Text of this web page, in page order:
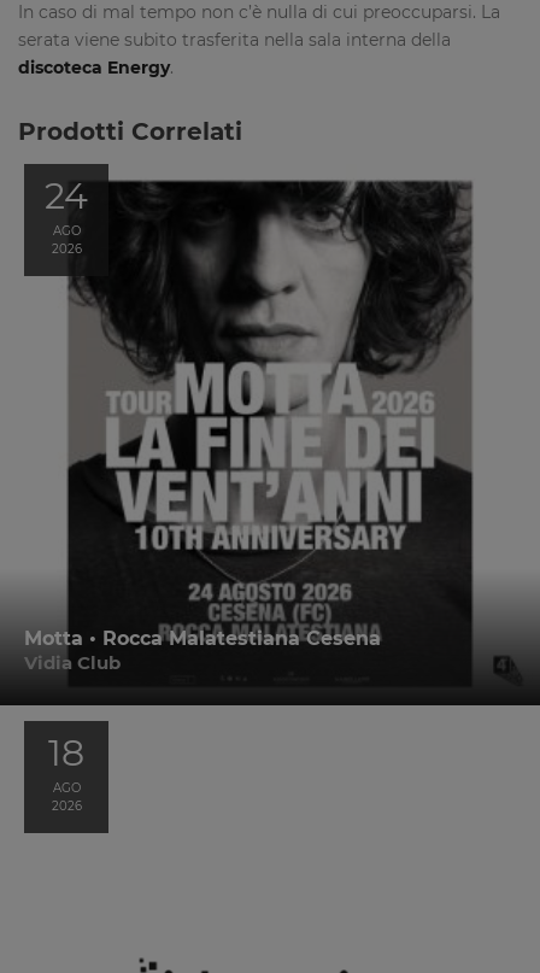
In caso di mal tempo non c’è nulla di cui preoccuparsi. La
serata viene subito trasferita nella sala interna della
discoteca Energy.
Prodotti Correlati
24
AGO
2026
Motta • Rocca Malatestiana Cesena
Vidia Club
18
AGO
2026